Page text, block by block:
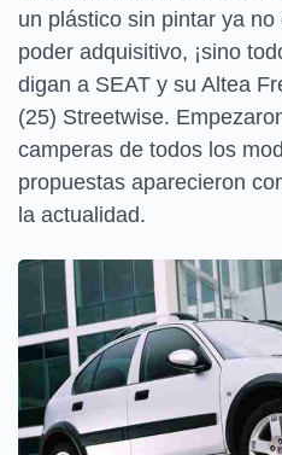
un plástico sin pintar ya
poder adquisitivo, ¡sino
digan a SEAT y su Altea
(25) Streetwise.
camperas de todos los
propuestas aparecieron
la actualidad.